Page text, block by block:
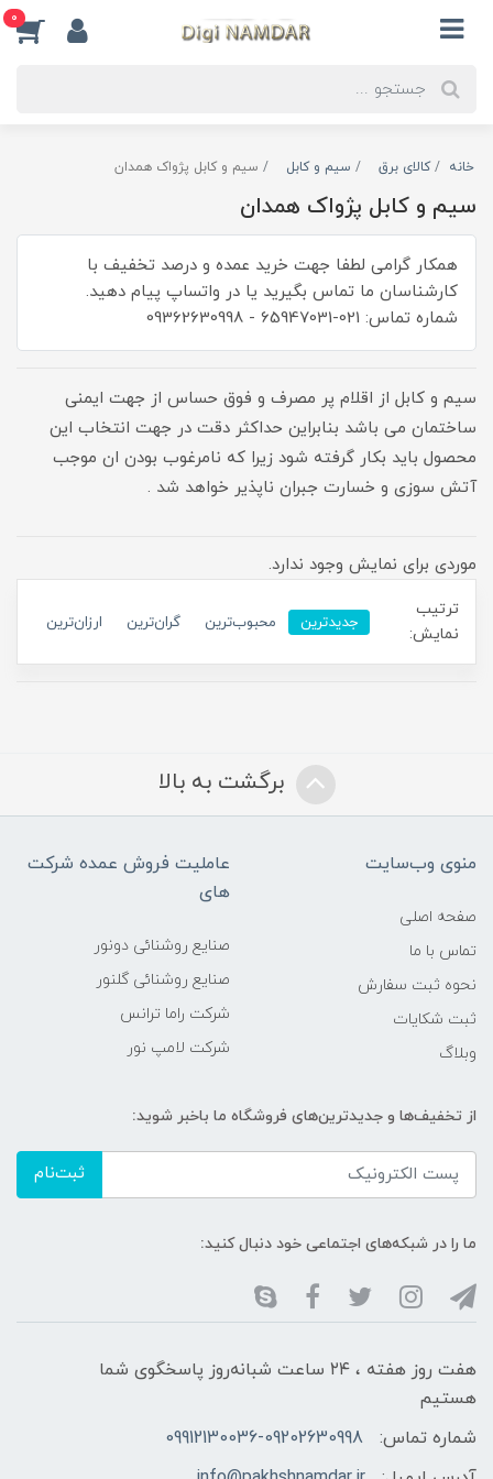
0
خانه کالای برق سیم و کابل سیم و کابل پژواک همدان
سیم و کابل پژواک همدان
همکار گرامی لطفا جهت خرید عمده و درصد تخفیف با
کارشناسان ما تماس بگیرید یا در واتساپ پیام دهید.
شماره تماس: 021-65947031 - 09362630998
سیم و کابل از اقلام پر مصرف و فوق حساس از جهت ایمنی
ساختمان می باشد بنابراین حداکثر دقت در جهت انتخاب این
محصول باید بکار گرفته شود زیرا که نامرغوب بودن ان موجب
آتش سوزی و خسارت جبران ناپذیر خواهد شد .
موردی برای نمایش وجود ندارد.
ترتیب
نمایش:
جدیدترین محبوب‌ترین گران‌ترین ارزان‌ترین
برگشت به بالا
منوی وب‌سایت
صفحه اصلی
تماس با ما
نحوه ثبت سفارش
ثبت شکایات
وبلاگ
عاملیت فروش عمده شرکت
های
صنایع روشنائی دونور
صنایع روشنائی گلنور
شرکت راما ترانس
شرکت لامپ نور
از تخفیف‌ها و جدیدترین‌های فروشگاه ما باخبر شوید:
ثبت‌نام
ما را در شبکه‌های اجتماعی خود دنبال کنید:
هفت روز هفته ، ۲۴ ساعت شبانه‌روز پاسخگوی شما
هستیم
شماره تماس:
09912130036-09202630998